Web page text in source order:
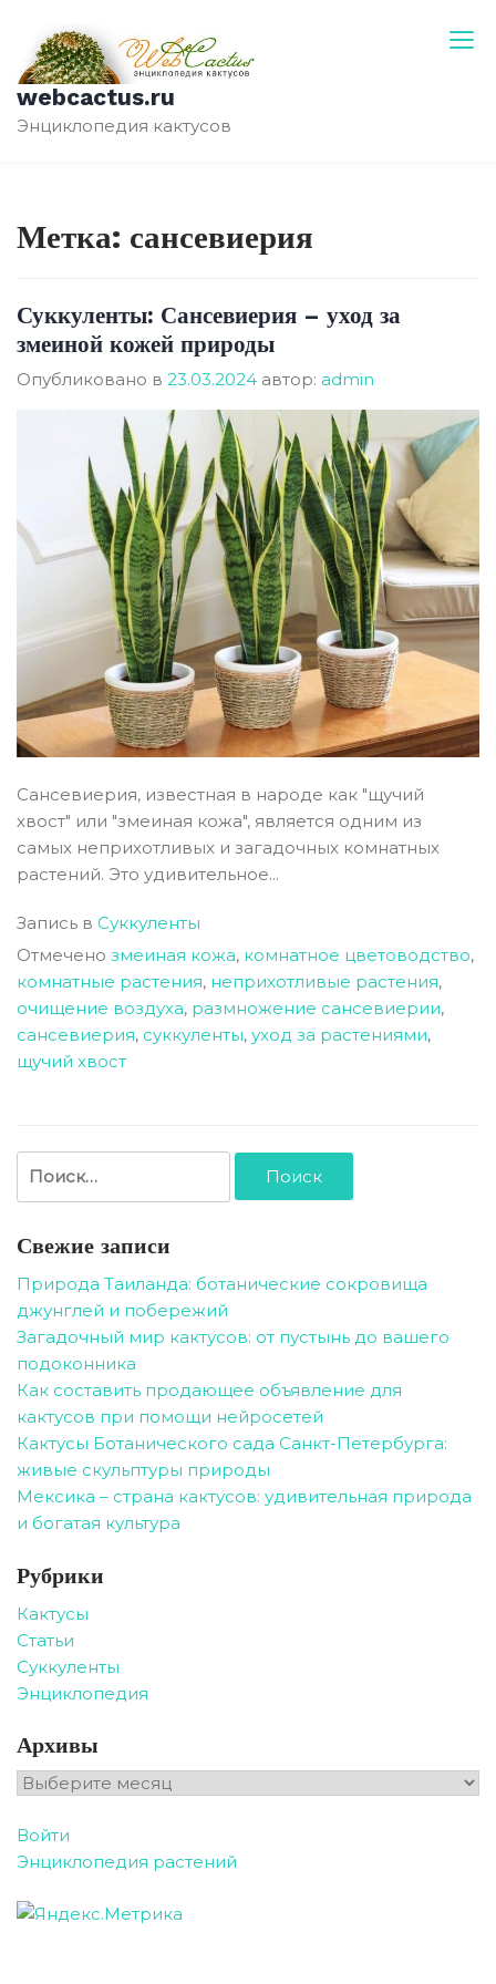
содержимому
webcactus.ru
Энциклопедия кактусов
Метка: сансевиерия
Суккуленты: Сансевиерия – уход за
змеиной кожей природы
Опубликовано в 23.03.2024 автор: admin
Сансевиерия, известная в народе как "щучий
хвост" или "змеиная кожа", является одним из
самых неприхотливых и загадочных комнатных
растений. Это удивительное...
Запись в Суккуленты
Отмечено змеиная кожа, комнатное цветоводство,
комнатные растения, неприхотливые растения,
очищение воздуха, размножение сансевиерии,
сансевиерия, суккуленты, уход за растениями,
щучий хвост
Свежие записи
Природа Таиланда: ботанические сокровища
джунглей и побережий
Загадочный мир кактусов: от пустынь до вашего
подоконника
Как составить продающее объявление для
кактусов при помощи нейросетей
Кактусы Ботанического сада Санкт-Петербурга:
живые скульптуры природы
Мексика – страна кактусов: удивительная природа
и богатая культура
Рубрики
Кактусы
Статьи
Суккуленты
Энциклопедия
Архивы
Архивы
Войти
Энциклопедия растений